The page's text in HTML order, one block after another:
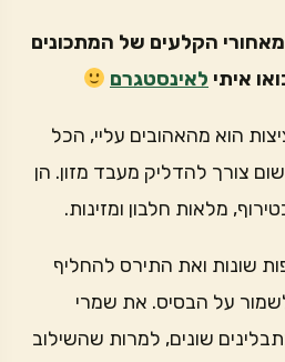
הקלעים של המתכונים
איתי לאינסטגרם
הוא מהאהובים עליי, הכל
צורך להדליק מעבד מזון. הן
מלאות חלבון ומזינות.
שונות ואת התירס להחליף
על הבסיס. את שמרי
שונים, למרות שהשילוב